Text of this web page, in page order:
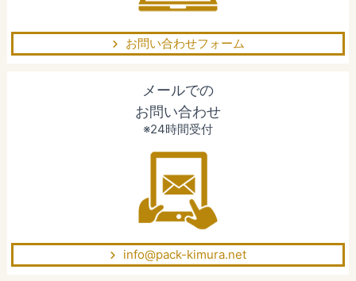
お問い合わせフォーム
メールでの
お問い合わせ
※24時間受付
info@pack-kimura.net